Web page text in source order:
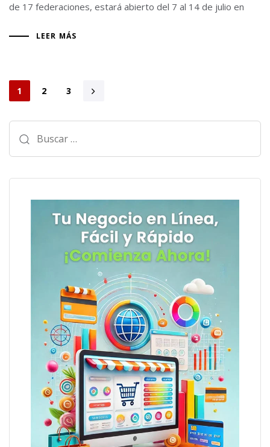
de 17 federaciones, estará abierto del 7 al 14 de julio en
LEER MÁS
1 2 3